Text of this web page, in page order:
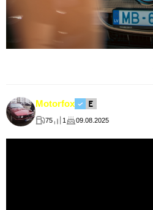
Motorfox
75 1 09.08.2025